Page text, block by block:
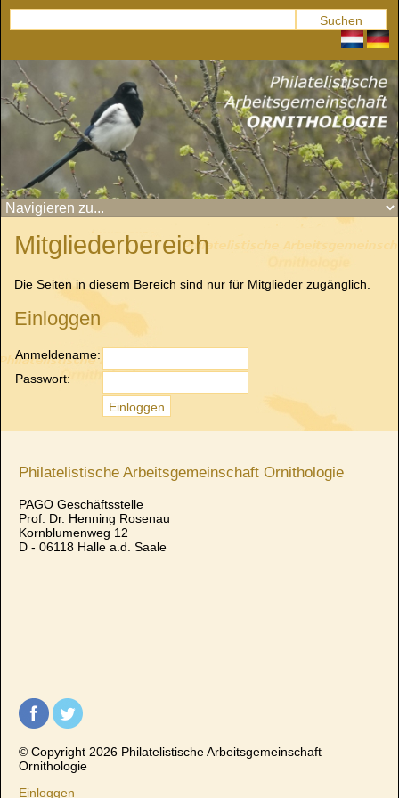
Mitgliederbereich
Die Seiten in diesem Bereich sind nur für Mitglieder zugänglich.
Einloggen
Anmeldename:
Passwort:
Philatelistische Arbeitsgemeinschaft Ornithologie
PAGO Geschäftsstelle
Prof. Dr. Henning Rosenau
Kornblumenweg 12
D - 06118 Halle a.d. Saale
© Copyright 2026 Philatelistische Arbeitsgemeinschaft
Ornithologie
Einloggen